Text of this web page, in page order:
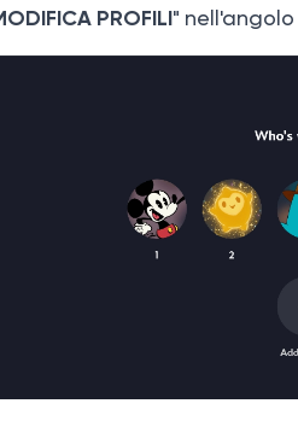
PROFILI"